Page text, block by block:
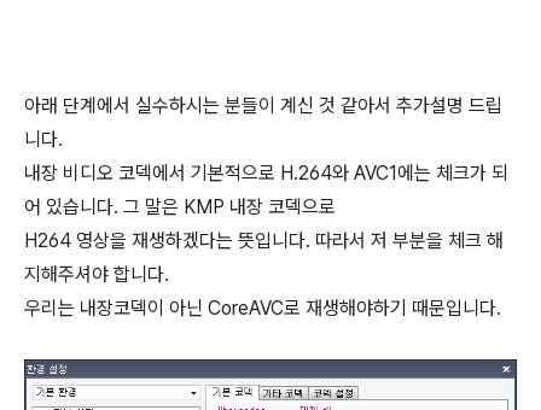
아래 단계에서 실수하시는 분들이 계신 것 같아서 추가설명 드립
니다.
내장 비디오 코덱에서 기본적으로 H.264와 AVC1에는 체크가 되
어 있습니다. 그 말은 KMP 내장 코덱으로
H264 영상을 재생하겠다는 뜻입니다. 따라서 저 부분을 체크 해
지해주셔야 합니다.
우리는 내장코덱이 아닌 CoreAVC로 재생해야하기 때문입니다.